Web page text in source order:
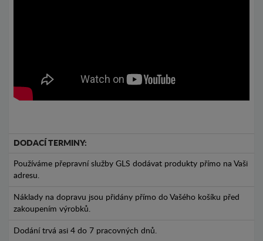
DODACÍ TERMINY:
Používáme přepravní služby GLS dodávat produkty přímo na Vaši
adresu.
Náklady na dopravu jsou přidány přímo do Vašého košíku před
zakoupením výrobků.
Dodání trvá asi 4 do 7 pracovných dnů.